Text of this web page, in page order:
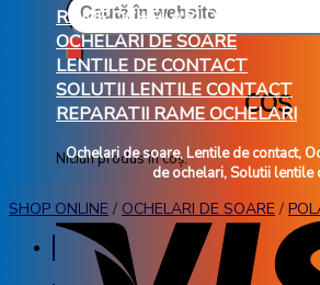
COȘ
Niciun produs în coș.
RAME OCHELARI DE VEDERE
OCHELARI DE SOARE
LENTILE DE CONTACT
SOLUTII LENTILE CONTACT
REPARATII RAME OCHELARI
Ochelari de soare, Lentile de contact,
de ochelari, Solutii lentile
SHOP ONLINE / OCHELARI DE SOARE /